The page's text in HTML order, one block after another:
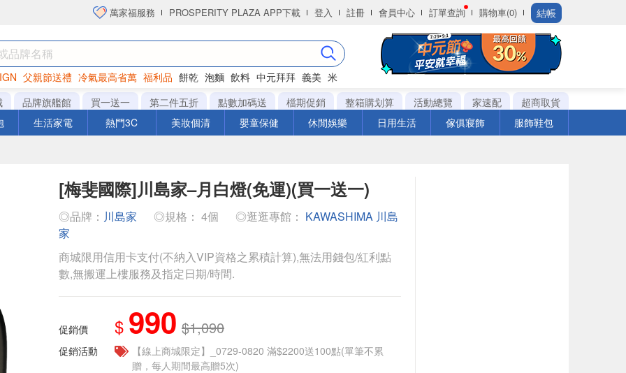
萬家福服務 PROSPERITY PLAZA APP下載 登入 註冊 會員中心 訂單查詢 購物車(0) 結帳
父親節送禮 冷氣最高省萬 福利品 餅乾 泡麵 飲料 中元拜拜 義美 米
衛生紙
品牌旗艦館 買一送一 第二件五折 點數加碼送 檔期促銷 整箱購划算 活動總覽 家速配
超商取貨
生活家電 熱門3C 美妝個清 嬰童保健 休閒娛樂 日用生活 傢俱寢飾 服飾鞋包
[梅斐國際]川島家–月白燈(免運)(買一送一)
◎品牌： 川島家 ◎規格： 4個 ◎逛逛專館： KAWASHIMA 川島
家
商城限用信用卡支付(不納入VIP資格之累積計算),無法用錢包/紅利點
數,無搬運上樓服務及指定日期/時間.
促銷價 $ 990 $1,090
促銷活動
【線上商城限定】_0729-0820 滿$2200送100點(單筆不累
贈，每人期間最高贈5次)